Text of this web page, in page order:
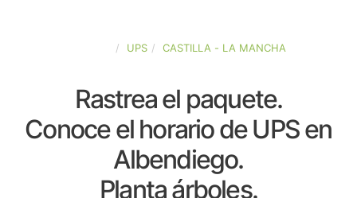
UPS CASTILLA - LA MANCHA
Rastrea el paquete.
Conoce el horario de UPS en
Albendiego.
Planta árboles.